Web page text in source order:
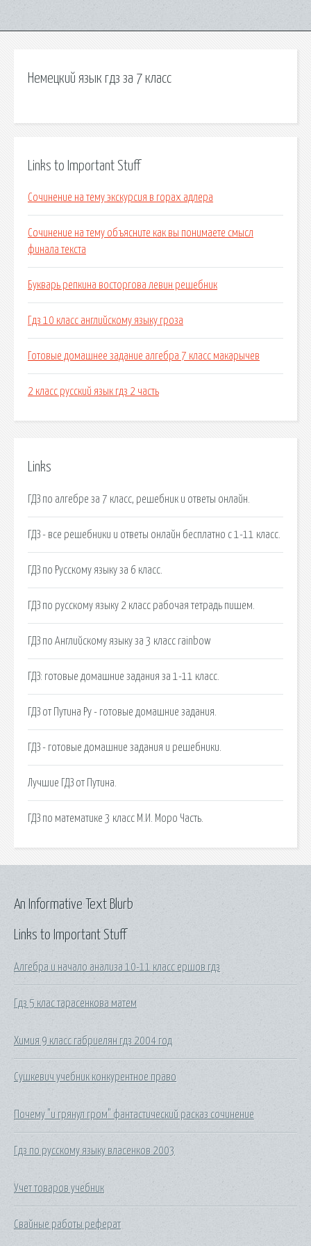
Немецкий язык гдз за 7 класс
Links to Important Stuff
Сочинение на тему экскурсия в горах адлера
Сочинение на тему объясните как вы понимаете смысл
финала текста
Букварь репкина восторгова левин решебник
Гдз 10 класс английскому языку гроза
Готовые домашнее задание алгебра 7 класс макарычев
2 класс русский язык гдз 2 часть
Links
ГДЗ по алгебре за 7 класс, решебник и ответы онлайн.
ГДЗ - все решебники и ответы онлайн бесплатно с 1-11 класс.
ГДЗ по Русскому языку за 6 класс.
ГДЗ по русскому языку 2 класс рабочая тетрадь пишем.
ГДЗ по Английскому языку за 3 класс rainbow
ГДЗ: готовые домашние задания за 1-11 класс.
ГДЗ от Путина Ру - готовые домашние задания.
ГДЗ - готовые домашние задания и решебники.
Лучшие ГДЗ от Путина.
ГДЗ по математике 3 класс М.И. Моро Часть.
Links to Important Stuff
Алгебра и начало анализа 10-11 класс ершов гдз
Гдз 5 клас тарасенкова матем
Химия 9 класс габриелян гдз 2004 год
Сушкевич учебник конкурентное право
Почему "и грянул гром" фантастический расказ сочинение
Гдз по русскому языку власенков 2003
Учет товаров учебник
Свайные работы реферат
An Informative Text Blurb